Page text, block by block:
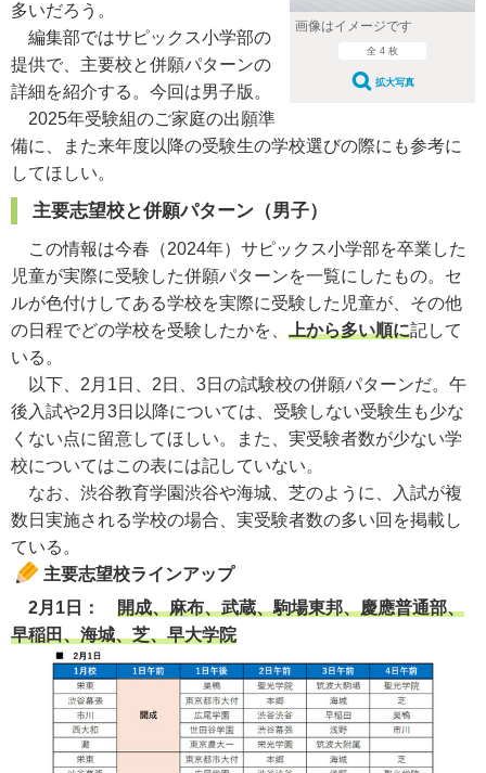
画像はイメージです
全 4 枚
拡大写真
多いだろう。
編集部ではサピックス小学部の
提供で、主要校と併願パターンの
詳細を紹介する。今回は男子版。
2025年受験組のご家庭の出願準
備に、また来年度以降の受験生の学校選びの際にも参考に
してほしい。
主要志望校と併願パターン（男子）
この情報は今春（2024年） サピックス小学部を卒業した
児童が実際に受験した併願パターンを一覧にしたもの。セ
ルが色付けしてある学校を実際に受験した児童が、その他
の日程でどの学校を受験したかを、 上から多い順に記して
いる。
以下、2月1日、2日、3日の試験校の併願パターンだ。午
後入試や2月3日以降については、受験しない受験生も少な
くない点に留意してほしい。また、実受験者数が少ない学
校についてはこの表には記していない。
なお、渋谷教育学園渋谷や海城、芝のように、入試が複
数日実施される学校の場合、実受験者数の多い回を掲載し
ている。
主要志望校ラインアップ
2月1日：
開成、麻布、武蔵、駒場東邦、慶應普通部、
早稲田、海城、芝、早大学院